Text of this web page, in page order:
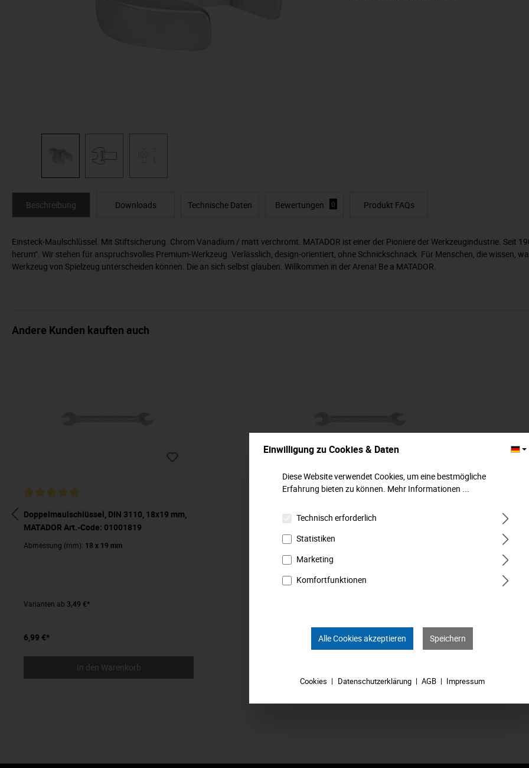
Beschreibung Downloads Technische Daten Bewertungen 0 Produkt FAQs
Einsteck-Maulschlüssel. Mit Stiftsicherung. Chrom Vanadium / matt verchromt. MATADOR ist einer der Pioniere der Werkzeugindustrie. Seit
herum“. Wir stehen für anspruchsvolles Premium-Werkzeug. Verlässlich, design-orientiert, ohne Schnickschnack. Für Menschen, die wissen,
Werkzeug von Spielzeug unterscheiden können. Die an sich selbst glauben. Willkommen in der Arena! Be a MATADOR.
Andere Kunden kauften auch
Doppelmaulschlüssel, DIN 3110, 18x19 mm,
MATADOR Art.-Code: 01001819
Abmessung (mm): 18 x 19 mm
Varianten ab 3,49 €*
6,99 €*
In den Warenkorb
Doppelmaulschlüssel, DIN 3110, 36x41 mm,
Abmessung (mm):
Einwilligung zu Cookies & Daten
Diese Website verwendet Cookies, um eine bestmögliche
Erfahrung bieten zu können. Mehr Informationen ...
Technisch erforderlich
Statistiken
Marketing
Komfortfunktionen
Alle Cookies akzeptieren Speichern
Cookies Datenschutzerklärung AGB Impressum